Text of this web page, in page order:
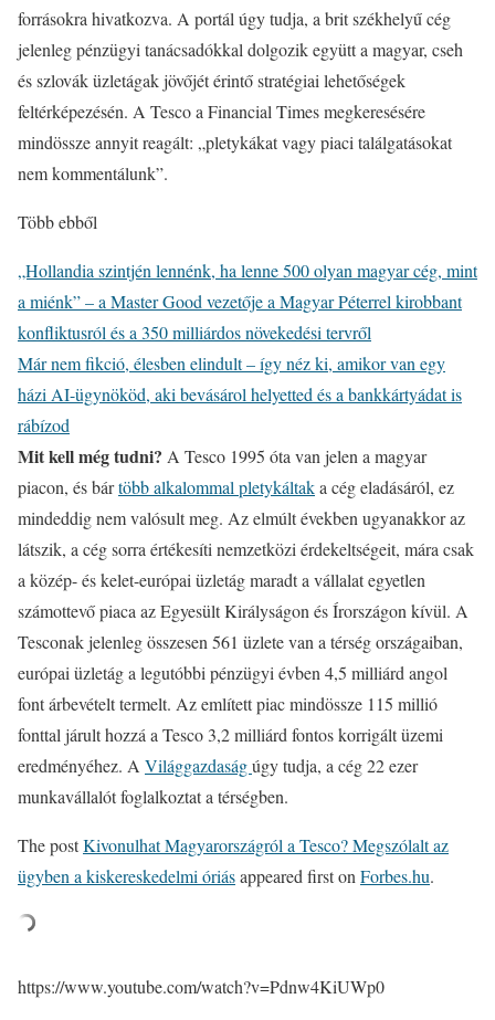
forrásokra hivatkozva. A portál úgy tudja, a brit székhelyű cég
jelenleg pénzügyi tanácsadókkal dolgozik együtt a magyar, cseh
és szlovák üzletágak jövőjét érintő stratégiai lehetőségek
feltérképezésén. A Tesco a Financial Times megkeresésére
mindössze annyit reagált: „pletykákat vagy piaci találgatásokat
nem kommentálunk”.
Több ebből
„Hollandia szintjén lennénk, ha lenne 500 olyan magyar cég, mint
a miénk” – a Master Good vezetője a Magyar Péterrel kirobbant
konfliktusról és a 350 milliárdos növekedési tervről
Már nem fikció, élesben elindult – így néz ki, amikor van egy
házi AI-ügynököd, aki bevásárol helyetted és a bankkártyádat is
rábízod
Mit kell még tudni? A Tesco 1995 óta van jelen a magyar
piacon, és bártöbb alkalommal pletykáltaka cég eladásáról, ez
mindeddig nem valósult meg. Az elmúlt években ugyanakkor az
látszik, a cég sorra értékesíti nemzetközi érdekeltségeit, mára csak
a közép- és kelet-európai üzletág maradt a vállalat egyetlen
számottevő piaca az Egyesült Királyságon és Írországon kívül. A
Tesconak jelenleg összesen 561 üzlete van a térség országaiban,
európai üzletág a legutóbbi pénzügyi évben 4,5 milliárd angol
font árbevételt termelt. Az említett piac mindössze 115 millió
fonttal járult hozzá a Tesco 3,2 milliárd fontos korrigált üzemi
eredményéhez. A Világgazdaságúgy tudja, a cég 22 ezer
munkavállalót foglalkoztat a térségben.
The postKivonulhat Magyarországról a Tesco? Megszólalt az
ügyben a kiskereskedelmi óriásappeared first on Forbes.hu.
https://www.youtube.com/watch?v=Pdnw4KiUWp0